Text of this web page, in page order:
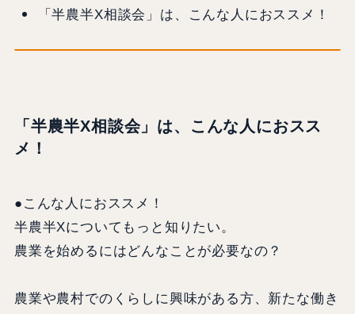
「半農半X相談会」は、こんな人におススメ！
「半農半X相談会」は、こんな人におスス
メ！
●こんな人におススメ！
半農半Xについてもっと知りたい。
農業を始めるにはどんなことが必要なの？
農業や農村でのくらしに興味がある方、新たな働き